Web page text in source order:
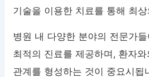
기술을 이용한 치료를 통해 최
병원 내 다양한 분야의 전문가
최적의 진료를 제공하며, 환자
관계를 형성하는 것이 중요시됩